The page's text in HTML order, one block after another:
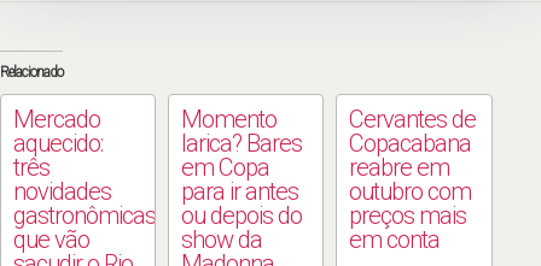
Relacionado
Mercado
aquecido:
três
novidades
gastronômicas
que vão
Momento
larica? Bares
em Copa
para ir antes
ou depois do
show da
Cervantes de
Copacabana
reabre em
outubro com
preços mais
em conta